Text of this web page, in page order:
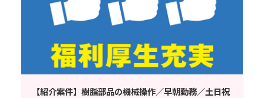
【紹介案件】樹脂部品の機械操作／早朝勤務／土日祝